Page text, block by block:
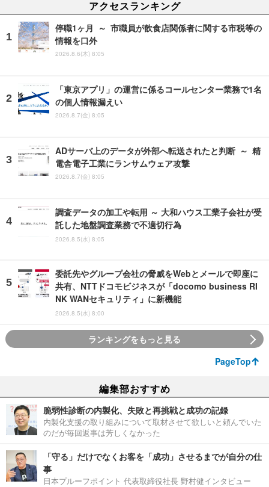
アクセスランキング
停職1ヶ月 ～ 市職員が飲食店関係者に関する市税等の
情報を口外
2026.8.6(木) 8:05
「東京アプリ」の運営に係るコールセンター業務で1名
の個人情報漏えい
2026.8.7(金) 8:05
ADサーバ上のデータが外部へ転送されたと判断 ～ 精
電舎電子工業にランサムウェア攻撃
2026.8.7(金) 8:05
調査データの加工や転用 ～ 大和ハウス工業子会社が受
託した地盤調査業務で不適切行為
2026.8.5(水) 8:05
委託先やグループ会社の脅威をWebとメールで即座に
共有、NTTドコモビジネスが「docomo business RI
NK WANセキュリティ」に新機能
2026.8.5(水) 8:00
ランキングをもっと見る
PageTop
編集部おすすめ
脆弱性診断の内製化、失敗と再挑戦と成功の記録
内製化支援の取り組みについて取材させて欲しいと頼んでいた
のだが毎回返事は芳しくなかった
「守る」だけでなくお客を「成功」させるまでが自分の仕
事
日本プルーフポイント 代表取締役社長 野村健インタビュー